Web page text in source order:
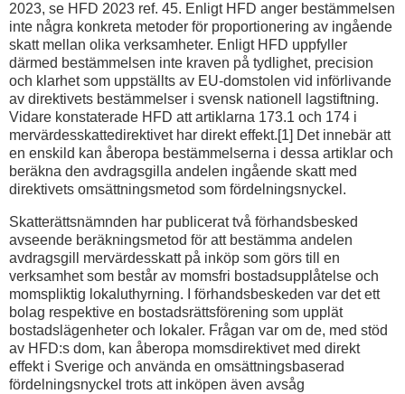
2023, se HFD 2023 ref. 45. Enligt HFD anger bestämmelsen
inte några konkreta metoder för proportionering av ingående
skatt mellan olika verksamheter. Enligt HFD uppfyller
därmed bestämmelsen inte kraven på tydlighet, precision
och klarhet som uppställts av EU-domstolen vid införlivande
av direktivets bestämmelser i svensk nationell lagstiftning.
Vidare konstaterade HFD att artiklarna 173.1 och 174 i
mervärdesskattedirektivet har direkt effekt.[1] Det innebär att
en enskild kan åberopa bestämmelserna i dessa artiklar och
beräkna den avdragsgilla andelen ingående skatt med
direktivets omsättningsmetod som fördelningsnyckel.
Skatterättsnämnden har publicerat två förhandsbesked
avseende beräkningsmetod för att bestämma andelen
avdragsgill mervärdesskatt på inköp som görs till en
verksamhet som består av momsfri bostadsupplåtelse och
momspliktig lokaluthyrning. I förhandsbeskeden var det ett
bolag respektive en bostadsrättsförening som upplät
bostadslägenheter och lokaler. Frågan var om de, med stöd
av HFD:s dom, kan åberopa momsdirektivet med direkt
effekt i Sverige och använda en omsättningsbaserad
fördelningsnyckel trots att inköpen även avsåg